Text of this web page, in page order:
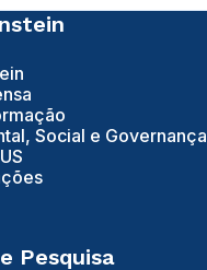
Social e Governança
Pesquisa